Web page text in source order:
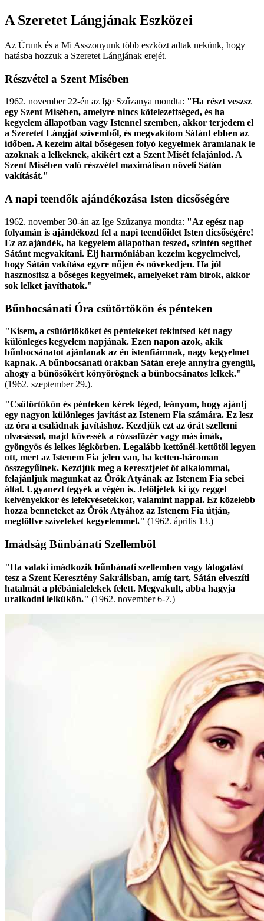
A Szeretet Lángjának Eszközei
Az Úrunk és a Mi Asszonyunk több eszközt adtak nekünk, hogy
hatásba hozzuk a Szeretet Lángjának erejét.
Részvétel a Szent Misében
1962. november 22-én az Ige Szűzanya mondta: "Ha részt veszsz
egy Szent Misében, amelyre nincs kötelezettséged, és ha
kegyelem állapotban vagy Istennel szemben, akkor terjedem el
a Szeretet Lángját szívemből, és megvakítom Sátánt ebben az
időben. A kezeim által bőségesen folyó kegyelmek áramlanak le
azoknak a lelkeknek, akikért ezt a Szent Misét felajánlod. A
Szent Misében való részvétel maximálisan növeli Sátán
vakítását."
A napi teendők ajándékozása Isten dicsőségére
1962. november 30-án az Ige Szűzanya mondta: "Az egész nap
folyamán is ajándékozd fel a napi teendőidet Isten dicsőségére!
Ez az ajándék, ha kegyelem állapotban teszed, szintén segíthet
Sátánt megvakítani. Élj harmóniában kezeim kegyelmeivel,
hogy Sátán vakítása egyre nőjen és növekedjen. Ha jól
hasznosítsz a bőséges kegyelmek, amelyeket rám bírok, akkor
sok lelket javíthatok."
Bűnbocsánati Óra csütörtökön és pénteken
"Kisem, a csütörtököket és péntekeket tekintsed két nagy
különleges kegyelem napjának. Ezen napon azok, akik
bűnbocsánatot ajánlanak az én istenfiámnak, nagy kegyelmet
kapnak. A bűnbocsánati órákban Sátán ereje annyira gyengül,
ahogy a bűnösökért könyörögnek a bűnbocsánatos lelkek."
(1962. szeptember 29.).
"Csütörtökön és pénteken kérek téged, leányom, hogy ajánlj
egy nagyon különleges javítást az Istenem Fia számára. Ez lesz
az óra a családnak javításhoz. Kezdjük ezt az órát szellemi
olvasással, majd kövessék a rózsafüzér vagy más imák,
gyöngyös és lelkes légkörben. Legalább kettőnél-kettőtől legyen
ott, mert az Istenem Fia jelen van, ha ketten-hároman
összegyűlnek. Kezdjük meg a keresztjelet öt alkalommal,
felajánljuk magunkat az Örök Atyának az Istenem Fia sebei
által. Ugyanezt tegyék a végén is. Jelöljétek ki így reggel
kelvényekkor és lefekvésetekkor, valamint nappal. Ez közelebb
hozza benneteket az Örök Atyához az Istenem Fia útján,
megtöltve szíveteket kegyelemmel." (1962. április 13.)
Imádság Bűnbánati Szellemből
"Ha valaki imádkozik bűnbánati szellemben vagy látogatást
tesz a Szent Keresztény Sakrálisban, amíg tart, Sátán elveszíti
hatalmát a plébánialelekek felett. Megvakult, abba hagyja
uralkodni lelkükön." (1962. november 6-7.)